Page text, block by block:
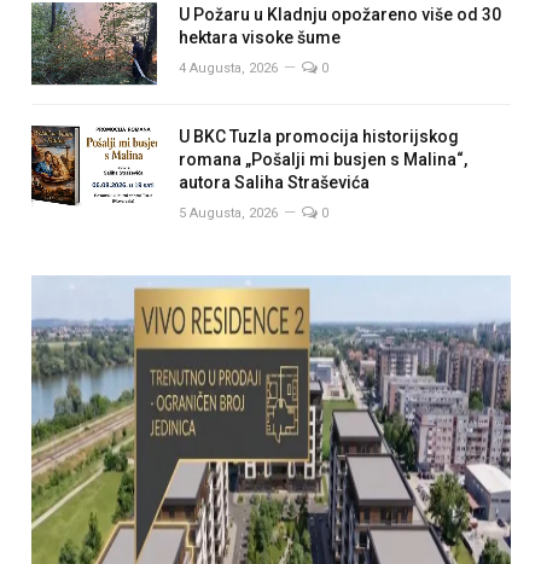
U Požaru u Kladnju opožareno više od 30
hektara visoke šume
4 Augusta, 2026 0
U BKC Tuzla promocija historijskog
romana „Pošalji mi busjen s Malina“,
autora Saliha Straševića
5 Augusta, 2026 0